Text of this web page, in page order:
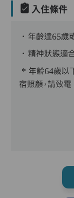
入住條件
．年齡達65歲
．精神狀態適
* 年齡64歲以
宿照顧，請致